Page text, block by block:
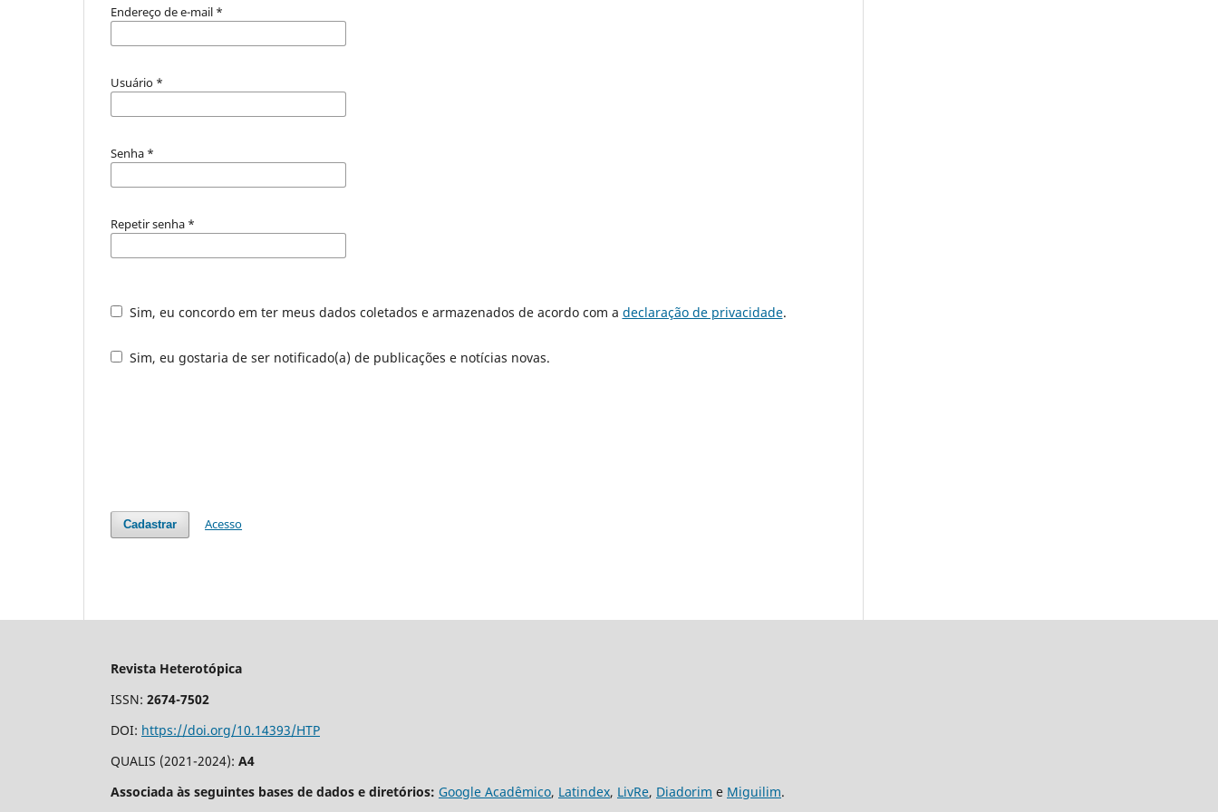
Endereço de e-mail *
Usuário *
Senha *
Repetir senha *
Sim, eu concordo em ter meus dados coletados e armazenados de acordo com a declaração de privacidade.
Sim, eu gostaria de ser notificado(a) de publicações e notícias novas.
Cadastrar Acesso
Revista Heterotópica
ISSN: 2674-7502
DOI: https://doi.org/10.14393/HTP
QUALIS (2021-2024): A4
Associada às seguintes bases de dados e diretórios: Google Acadêmico, Latindex, LivRe, Diadorim e Miguilim.